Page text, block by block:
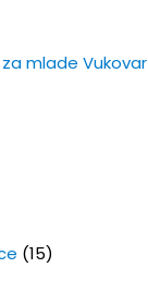
mlade Vukovar
(15)